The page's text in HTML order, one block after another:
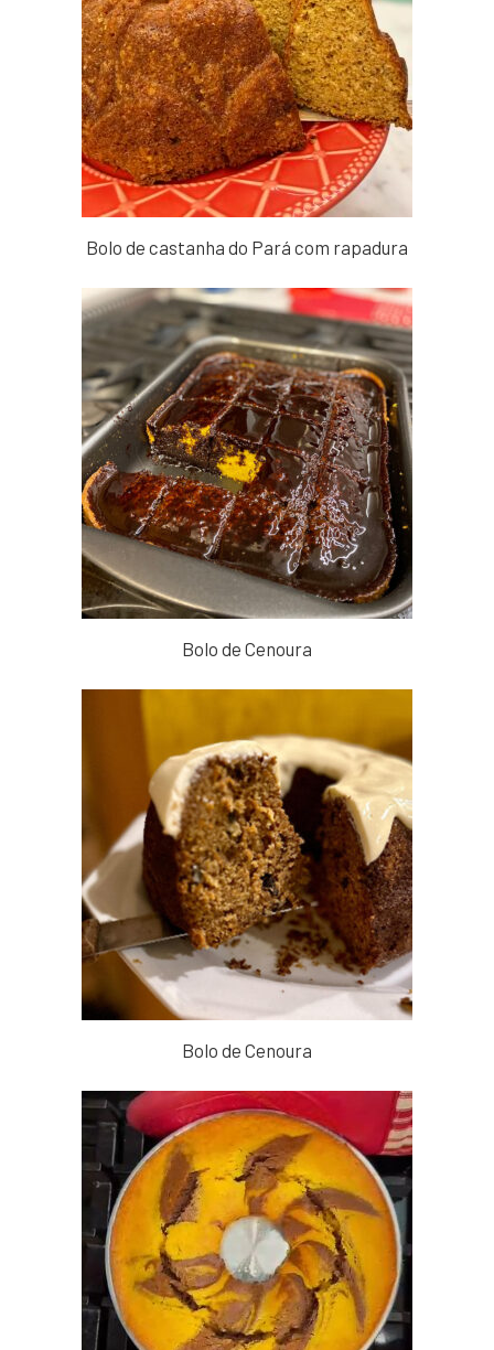
Bolo de castanha do Pará com rapadura
Bolo de Cenoura
Bolo de Cenoura